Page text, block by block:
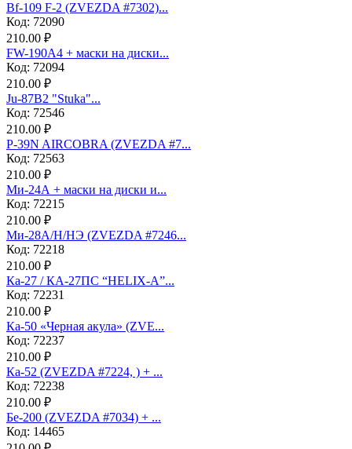
Bf-109 F-2 (ZVEZDA #7302)...
Код: 72090
210.00 ₽
FW-190A4 + маски на диски...
Код: 72094
210.00 ₽
Ju-87B2 "Stuka"...
Код: 72546
210.00 ₽
P-39N AIRCOBRA (ZVEZDA #7...
Код: 72563
210.00 ₽
Ми-24А + маски на диски и...
Код: 72215
210.00 ₽
Ми-28А/Н/НЭ (ZVEZDA #7246...
Код: 72218
210.00 ₽
Ка-27 / КА-27ПС “HELIX-A”...
Код: 72231
210.00 ₽
Ка-50 «Черная акула» (ZVE...
Код: 72237
210.00 ₽
Ка-52 (ZVEZDA #7224, ) + ...
Код: 72238
210.00 ₽
Бе-200 (ZVEZDA #7034) + ...
Код: 14465